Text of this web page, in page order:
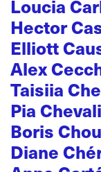
Loucia
Hector
Elliott
Alex
Taisiia
Pia
Boris
Diane